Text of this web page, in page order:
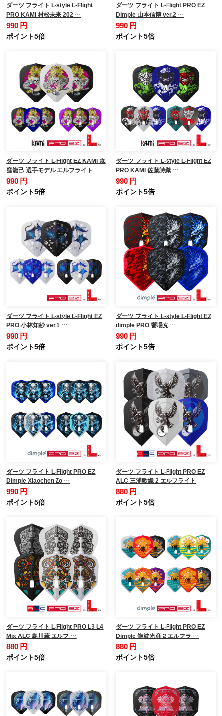
ダーツ フライト L-style L-Flight
PRO KAMI 村松未来 202 …
990 円
ポイント5倍
ダーツ フライト L-Flight PRO EZ
Dimple 山本信博 ver.2 …
990 円
ポイント5倍
ダーツ フライト L-Flight EZ KAMI 森
窪龍己 選手モデル エルフライト
990 円
ポイント5倍
ダーツ フライト L-style L-Flight EZ
PRO KAMI 佐藤詩織 …
990 円
ポイント5倍
ダーツ フライト L-style L-Flight EZ
PRO 小林知紗 ver.1 …
990 円
ポイント5倍
ダーツ フライト L-style L-Flight EZ
dimple PRO 饗場克 …
990 円
ポイント5倍
ダーツ フライト L-Flight PRO EZ
Dimple Xiaochen Zo …
990 円
ポイント5倍
ダーツ フライト L-Flight PRO EZ
ALC 三浦歌織 2 エルフライト
880 円
ポイント5倍
ダーツ フライト L-Flight PRO L3 L4
Mix ALC 島川薫 エルフ …
880 円
ポイント5倍
ダーツ フライト L-Flight PRO EZ
Dimple 龍波光彦 2 エルフラ …
880 円
ポイント5倍